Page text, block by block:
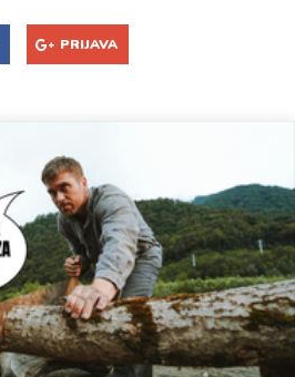
PRIJAVA